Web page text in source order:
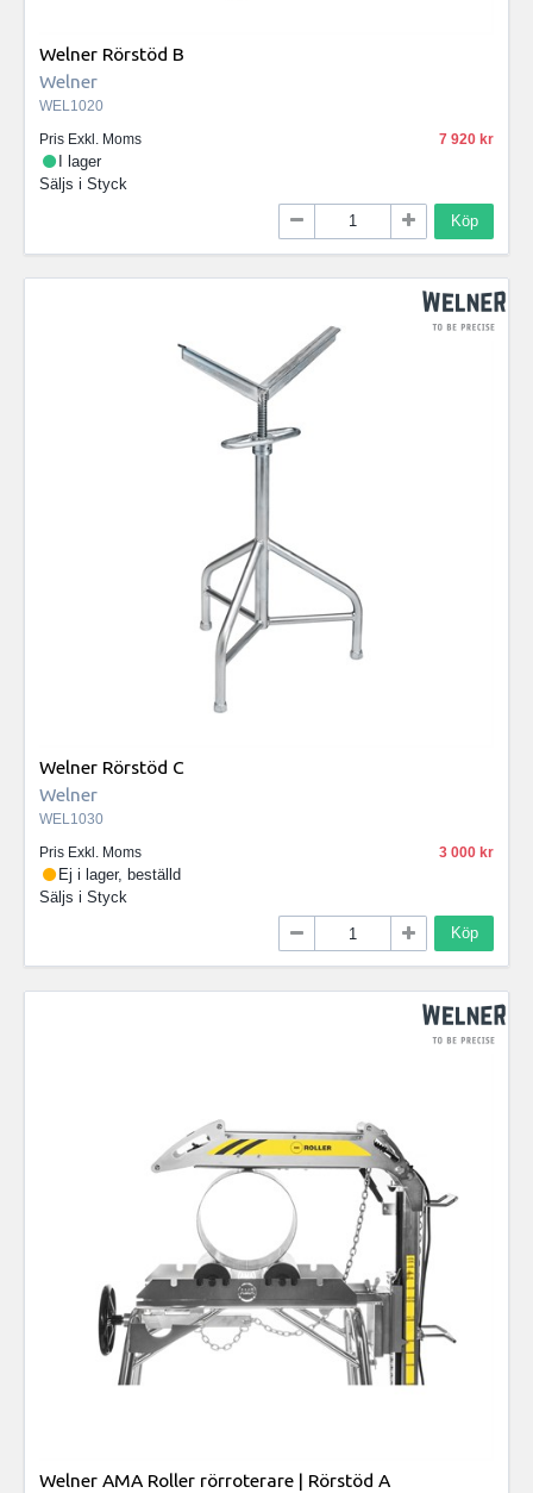
Welner Rörstöd B
Welner
WEL1020
Pris Exkl. Moms
7 920
I lager
Säljs i Styck
Köp
Welner Rörstöd C
Welner
WEL1030
Pris Exkl. Moms
3 000
Ej i lager, beställd
Säljs i Styck
Köp
Welner AMA Roller rörroterare | Rörstöd A